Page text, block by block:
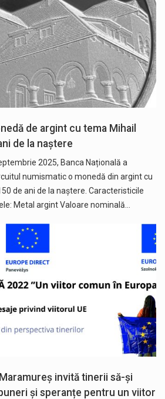
de argint cu tema Mihail
de la naștere
2025, Banca Națională a
numismatic o monedă din argint cu
de ani de la naștere. Caracteristicile
Metal argint Valoare nominală…
invită tinerii să-și
și speranțe pentru un viitor